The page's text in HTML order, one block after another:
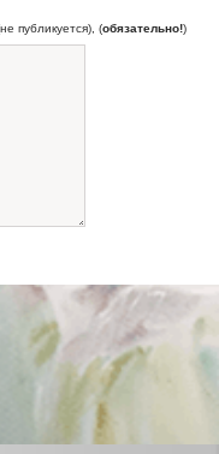
публикуется), (обязательно!)